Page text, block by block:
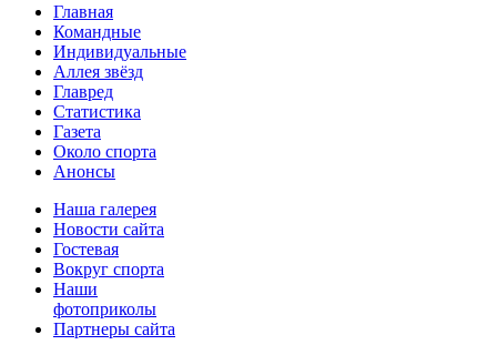
Главная
Командные
Индивидуальные
Аллея звёзд
Главред
Статистика
Газета
Около спорта
Анонсы
Наша галерея
Новости сайта
Гостевая
Вокруг спорта
Наши
фотоприколы
Партнеры сайта